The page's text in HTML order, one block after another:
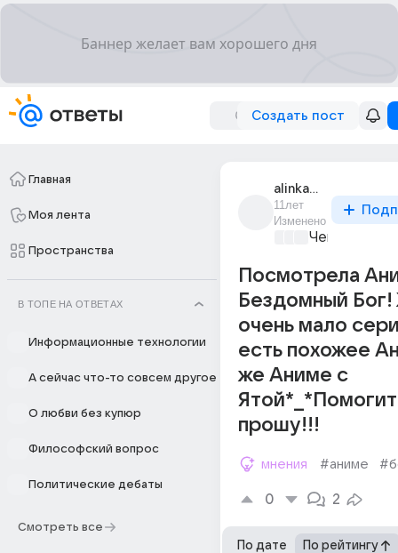
Создать пост
Главная
Моя лента
Пространства
В ТОПЕ НА ОТВЕТАХ
Информационные технологии
А сейчас что-то совсем другое
О любви без купюр
Философский вопрос
Политические дебаты
Смотреть все
alinkamalinka_98
11лет
Изменено
Чем
Посмотрела
Бездомный
очень мало
есть похожее
же Аниме с
прошу!!!
мнения #аниме
0 2
По дате По рейтингу